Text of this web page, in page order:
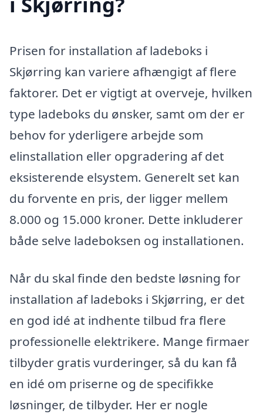
Prisen for installation af ladeboks i
Skjørring kan variere afhængigt af flere
faktorer. Det er vigtigt at overveje, hvilken
type ladeboks du ønsker, samt om der er
behov for yderligere arbejde som
elinstallation eller opgradering af det
eksisterende elsystem. Generelt set kan
du forvente en pris, der ligger mellem
8.000 og 15.000 kroner. Dette inkluderer
både selve ladeboksen og installationen.
Når du skal finde den bedste løsning for
installation af ladeboks i Skjørring, er det
en god idé at indhente tilbud fra flere
professionelle elektrikere. Mange firmaer
tilbyder gratis vurderinger, så du kan få
en idé om priserne og de specifikke
løsninger, de tilbyder. Her er nogle